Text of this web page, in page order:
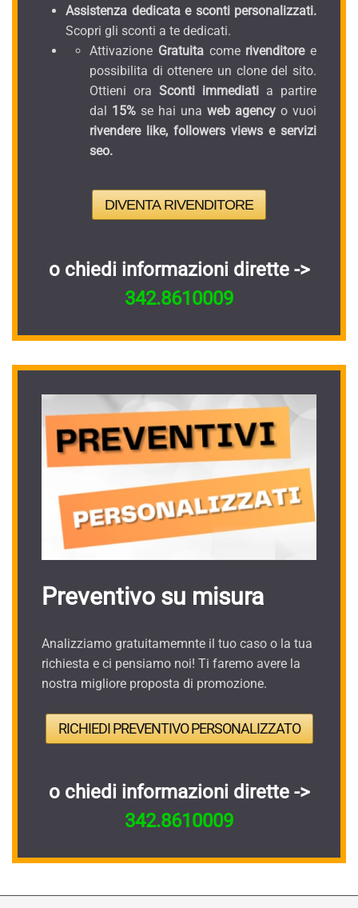
Assistenza dedicata e sconti personalizzati.
Scopri gli sconti a te dedicati.
Attivazione Gratuitacomerivenditoree
possibilita di ottenere un clone del sito.
Ottieni ora Sconti immediati a partire
dal 15% se hai una web agency o vuoi
rivendere like, followers views e servizi
seo.
DIVENTA RIVENDITORE
o chiedi informazioni dirette ->
342.8610009
Preventivo su misura
Analizziamo gratuitamemnte il tuo caso o la tua
richiesta e ci pensiamo noi! Ti faremo avere la
nostra migliore proposta di promozione.
RICHIEDI PREVENTIVO PERSONALIZZATO
o chiedi informazioni dirette ->
342.8610009